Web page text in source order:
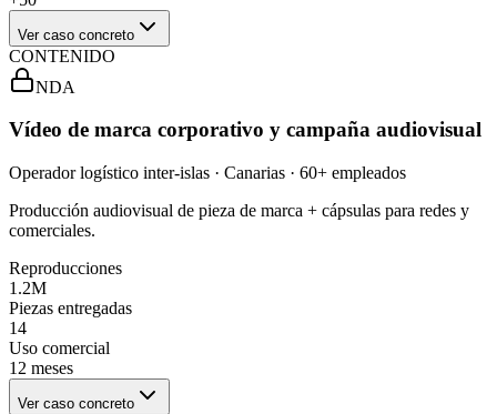
Ver caso concreto
CONTENIDO
NDA
Vídeo de marca corporativo y campaña audiovisual
Operador logístico inter-islas · Canarias · 60+ empleados
Producción audiovisual de pieza de marca + cápsulas para redes y
comerciales.
Reproducciones
1.2M
Piezas entregadas
14
Uso comercial
12 meses
Ver caso concreto